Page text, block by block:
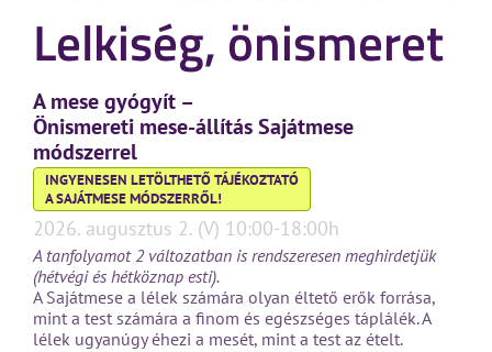
Lelkiség, önismeret
A mese gyógyít –
Önismereti mese-állítás Sajátmese
módszerrel
INGYENESEN LETÖLTHETŐ TÁJÉKOZTATÓ
A SAJÁTMESE MÓDSZERRŐL!
2026. augusztus 2. (V) 10:00-18:00h
A tanfolyamot 2 változatban is rendszeresen meghirdetjük
(hétvégi és hétköznap esti).
A Sajátmese a lélek számára olyan éltető erők forrása,
mint a test számára a finom és egészséges táplálék. A
lélek ugyanúgy éhezi a mesét, mint a test az ételt.